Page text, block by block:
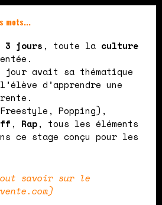
mots...
3 jours , toute la culture
jour avait sa thématique
d’apprendre une
Popping),
, Rap, tous les éléments
ce stage conçu pour les
savoir sur le